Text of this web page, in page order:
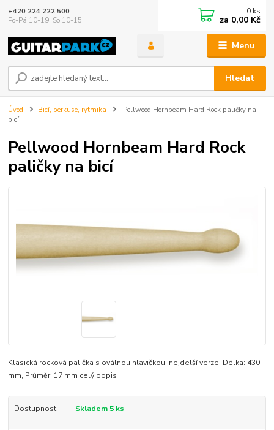
Menu
Hledat
+420 224 222 500
Po-Pá 10-19, So 10-15
0 ks
za 0,00 Kč
Úvod Bicí, perkuse, rytmika
Pellwood Hornbeam Hard Rock paličky na
bicí
Pellwood Hornbeam Hard Rock
paličky na bicí
Klasická rocková palička s oválnou hlavičkou, nejdelší verze. Délka: 430
mm, Průměr: 17 mm celý popis
Dostupnost Skladem 5 ks